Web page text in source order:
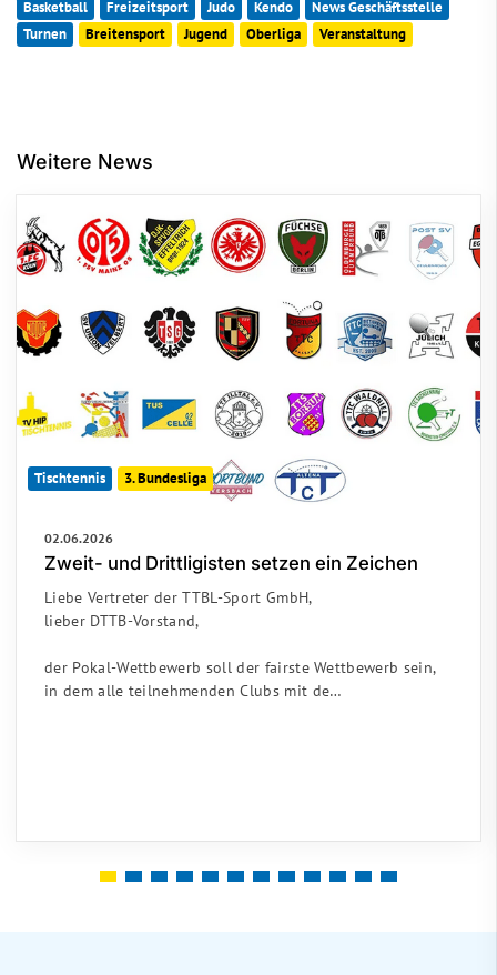
Basketball Freizeitsport Judo Kendo
News Geschäftsstelle
Turnen
Breitensport Jugend Oberliga Veranstaltung
Weitere News
Tischtennis 3. Bundesliga
02.06.2026
Zweit- und Drittligisten setzen ein Zeichen
Liebe Vertreter der TTBL-Sport GmbH,
lieber DTTB-Vorstand,
der Pokal-Wettbewerb soll der fairste Wettbewerb sein,
in dem alle teilnehmenden Clubs mit de…